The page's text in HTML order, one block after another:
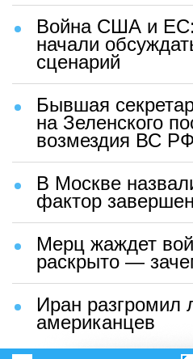
Война США и
начали
сценарий
Бывшая
на Зеленского
возмездия ВС РФ
В Москве
фактор
Мерц жаждет
раскрыто —
Иран разгромил
американцев